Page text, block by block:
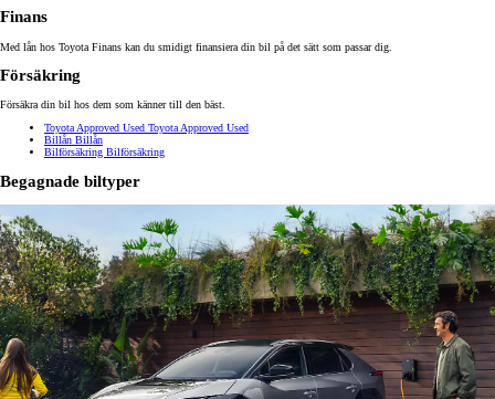
Finans
Med lån hos Toyota Finans kan du smidigt finansiera din bil på det sätt som passar dig.
Försäkring
Försäkra din bil hos dem som känner till den bäst.
Toyota Approved Used Toyota Approved Used
Billån Billån
Bilförsäkring Bilförsäkring
Begagnade biltyper